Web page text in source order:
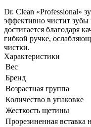
Dr. Clean «Professional»
эффективно чистит
достигается благодаря
гибкой ручке,
чистки.
Характеристики
Вес
Бренд
Возрастная группа
Количество в упаковке
Жесткость щетины
Прорезиненная вставка